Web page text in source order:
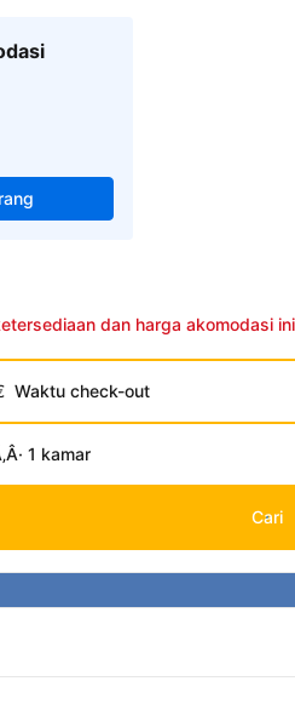
dan harga akomodasi ini
Waktu check-out
1 kamar
Cari